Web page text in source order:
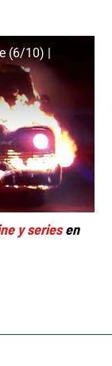
(6/10) |
y seriesen